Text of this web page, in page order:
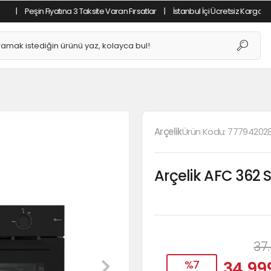
Fiyatına 3 Taksite Varan Fırsatlar | İstanbul İçi Ücretsiz Kargo | Tüm
ArçelikÜrün Kodu:
Arçelik AFC 362
%7